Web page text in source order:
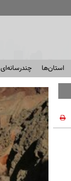
استان‌ها چندرسانه‌ای